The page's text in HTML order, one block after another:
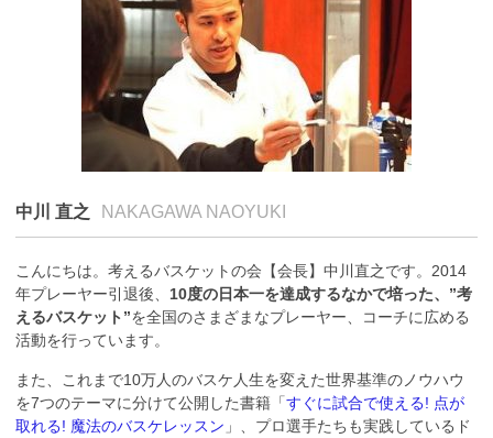
中川 直之 NAKAGAWA NAOYUKI
こんにちは。考えるバスケットの会【会長】中川直之です。2014
年プレーヤー引退後、 10度の日本一を達成するなかで培った、”考
えるバスケット”を全国のさまざまなプレーヤー、コーチに広める
活動を行っています。
また、これまで10万人のバスケ人生を変えた世界基準のノウハウ
を7つのテーマに分けて公開した書籍「すぐに試合で使える! 点が
取れる! 魔法のバスケレッスン 」、プロ選手たちも実践しているド